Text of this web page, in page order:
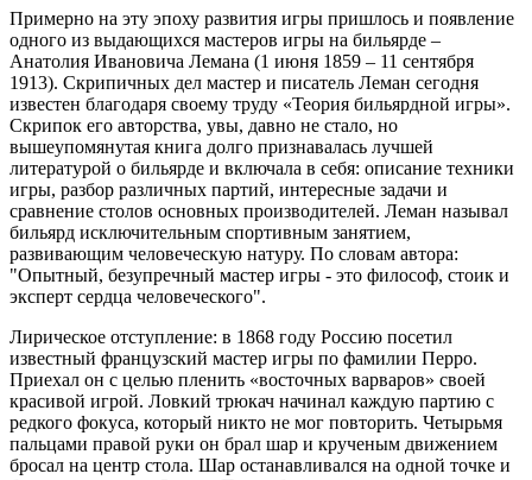
Примерно на эту эпоху развития игры пришлось и появление
одного из выдающихся мастеров игры на бильярде –
Анатолия Ивановича Лемана (1 июня 1859 – 11 сентября
1913). Скрипичных дел мастер и писатель Леман сегодня
известен благодаря своему труду «Теория бильярдной игры».
Скрипок его авторства, увы, давно не стало, но
вышеупомянутая книга долго признавалась лучшей
литературой о бильярде и включала в себя: описание техники
игры, разбор различных партий, интересные задачи и
сравнение столов основных производителей. Леман называл
бильярд исключительным спортивным занятием,
развивающим человеческую натуру. По словам автора:
"Опытный, безупречный мастер игры - это философ, стоик и
эксперт сердца человеческого".
Лирическое отступление: в 1868 году Россию посетил
известный французский мастер игры по фамилии Перро.
Приехал он с целью пленить «восточных варваров» своей
красивой игрой. Ловкий трюкач начинал каждую партию с
редкого фокуса, который никто не мог повторить. Четырьмя
пальцами правой руки он брал шар и крученым движением
бросал на центр стола. Шар останавливался на одной точке и